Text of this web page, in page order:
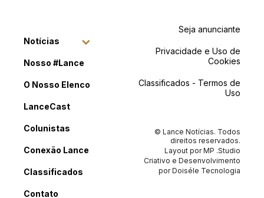
Notícias
Nosso #Lance
O Nosso Elenco
LanceCast
Colunistas
Conexão Lance
Classificados
Contato
Seja anunciante
Privacidade e Uso de
Cookies
Classificados - Termos de
Uso
© Lance Notícias. Todos
direitos reservados.
Layout porMP .Studio
Criativo e Desenvolvimento
porDoiséle Tecnologia